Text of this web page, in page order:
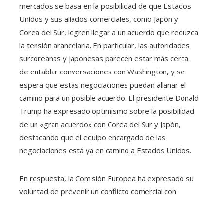
mercados se basa en la posibilidad de que Estados
Unidos y sus aliados comerciales, como Japón y
Corea del Sur, logren llegar a un acuerdo que reduzca
la tensión arancelaria. En particular, las autoridades
surcoreanas y japonesas parecen estar más cerca
de entablar conversaciones con Washington, y se
espera que estas negociaciones puedan allanar el
camino para un posible acuerdo. El presidente Donald
Trump ha expresado optimismo sobre la posibilidad
de un «gran acuerdo» con Corea del Sur y Japón,
destacando que el equipo encargado de las
negociaciones está ya en camino a Estados Unidos.
En respuesta, la Comisión Europea ha expresado su
voluntad de prevenir un conflicto comercial con